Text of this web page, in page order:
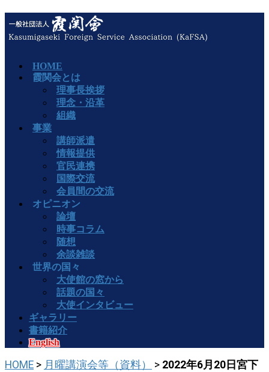
HOME
霞関会とは
理事長挨拶
理念・沿革
組織
事業
講師派遣
情報提供
官民連携
国際交流
会員間の交流
オピニオン
論壇
時事コラム
随想
余談雑談
世界の国々
大使館の窓から
話題の国々
大使インタビュー
ギャラリー
書籍紹介
English
HOME > 月曜講演会等（資料） > 2022年6月20日宮下